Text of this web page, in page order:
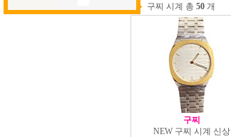
구찌 시계 총 50 개
구찌
NEW 구찌 시계 신상